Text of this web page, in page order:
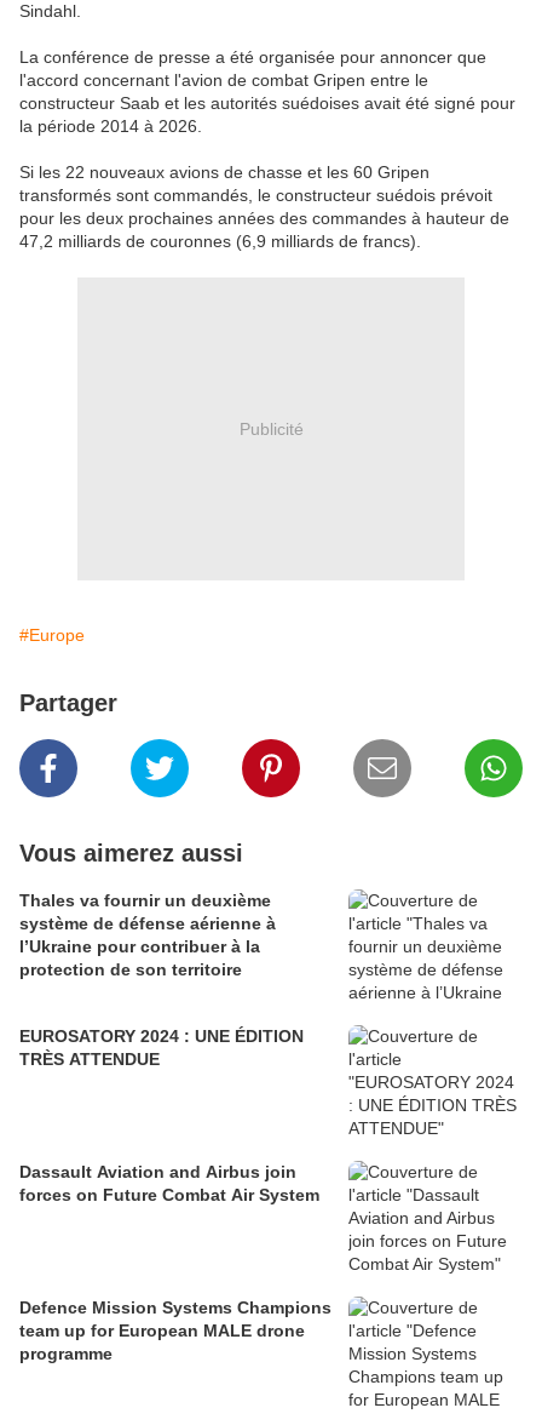
Sindahl.
La conférence de presse a été organisée pour annoncer que
l'accord concernant l'avion de combat Gripen entre le
constructeur Saab et les autorités suédoises avait été signé pour
la période 2014 à 2026.
Si les 22 nouveaux avions de chasse et les 60 Gripen
transformés sont commandés, le constructeur suédois prévoit
pour les deux prochaines années des commandes à hauteur de
47,2 milliards de couronnes (6,9 milliards de francs).
Publicité
#Europe
Partager
Vous aimerez aussi
Thales va fournir un deuxième
système de défense aérienne à
l’Ukraine pour contribuer à la
protection de son territoire
EUROSATORY 2024 : UNE ÉDITION
TRÈS ATTENDUE
Dassault Aviation and Airbus join
forces on Future Combat Air System
Defence Mission Systems Champions
team up for European MALE drone
programme